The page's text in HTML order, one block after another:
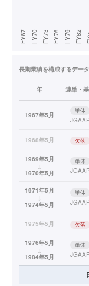
長期業績を構成するデー
年 連単・
1967年5月
単体
JGAAP
1968年5月 欠落
1969年5月
↓
1970年5月
単体
JGAAP
1971年5月
↓
1974年5月
単体
JGAAP
1975年5月 欠落
1976年5月
↓
1984年5月
単体
JGAAP